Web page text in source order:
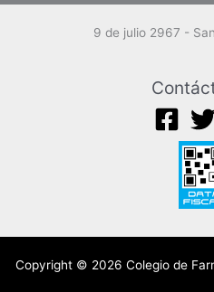
9 de julio 2967 -
Copyright © 2026 Colegio de